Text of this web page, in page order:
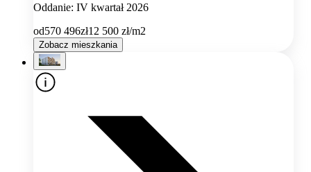
Oddanie: IV kwartał 2026
od570 496zł12 500 zł/m2
Zobacz mieszkania